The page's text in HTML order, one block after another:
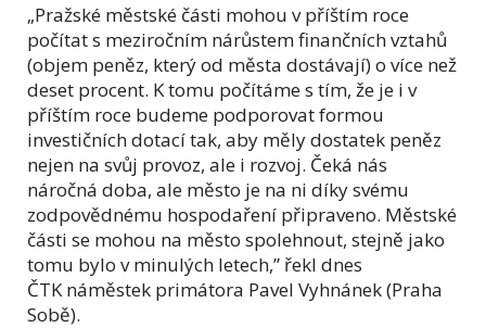
„Pražské městské části mohou v příštím roce
počítat s meziročním nárůstem finančních vztahů
(objem peněz, který od města dostávají) o více než
deset procent. K tomu počítáme s tím, že je i v
příštím roce budeme podporovat formou
investičních dotací tak, aby měly dostatek peněz
nejen na svůj provoz, ale i rozvoj. Čeká nás
náročná doba, ale město je na ni díky svému
zodpovědnému hospodaření připraveno. Městské
části se mohou na město spolehnout, stejně jako
tomu bylo v minulých letech,” řekl dnes
ČTK náměstek primátora Pavel Vyhnánek (Praha
Sobě).